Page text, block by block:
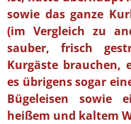
sowie das ganze
(im Vergleich zu
sauber, frisch
Kurgäste brauchen,
es übrigens sogar
Bügeleisen sowie
heißem und kaltem